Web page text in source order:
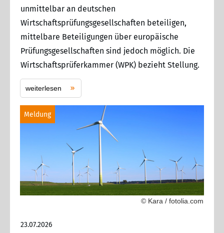
unmittelbar an deutschen
Wirtschaftsprüfungsgesellschaften beteiligen,
mittelbare Beteiligungen über europäische
Prüfungsgesellschaften sind jedoch möglich. Die
Wirtschaftsprüferkammer (WPK) bezieht Stellung.
weiterlesen
Meldung
© Kara / fotolia.com
23.07.2026